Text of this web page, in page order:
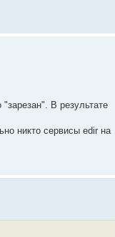
В результате
никто сервисы edir на